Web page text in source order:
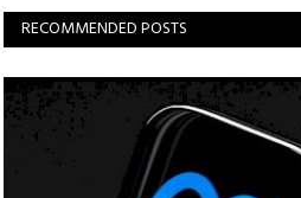
RECOMMENDED POSTS